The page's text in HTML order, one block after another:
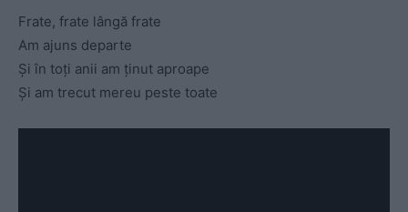
Frate, frate lângă frate
Am ajuns departe
Și în toți anii am ținut aproape
Și am trecut mereu peste toate